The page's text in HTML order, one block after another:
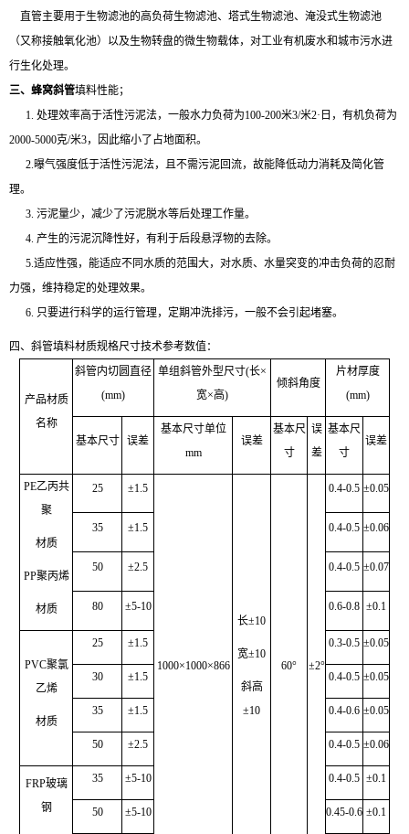
直管主要用于生物滤池的高负荷生物滤池、塔式生物滤池、淹没式生物滤池
（又称接触氧化池）以及生物转盘的微生物载体，对工业有机废水和城市污水进
行生化处理。
三、 蜂窝斜管填料性能；
1. 处理效率高于活性污泥法，一般水力负荷为100-200米3/米2·日，有机负荷为
2000-5000克/米3，因此缩小了占地面积。
2.曝气强度低于活性污泥法，且不需污泥回流，故能降低动力消耗及简化管
理。
3. 污泥量少，减少了污泥脱水等后处理工作量。
4. 产生的污泥沉降性好，有利于后段悬浮物的去除。
5.适应性强，能适应不同水质的范围大，对水质、水量突变的冲击负荷的忍耐
力强，维持稳定的处理效果。
6. 只要进行科学的运行管理，定期冲洗排污，一般不会引起堵塞。
四、斜管填料材质规格尺寸技术参考数值：
产品材质
名称
斜管内切圆直径
(mm)
单组斜管外型尺寸(长×
宽×高)
倾斜角度
片材厚度
(mm)
基本尺寸 误差
基本尺寸单位
mm
误差
基本尺
寸
误
差
基本尺
寸
误差
PE乙丙共
聚
材质
PP聚丙烯
材质
25 ±1.5
1000×1000×866
长±10
宽±10
斜高
±10
60° ±2°
0.4-0.5 ±0.05
35 ±1.5 0.4-0.5 ±0.06
50 ±2.5 0.4-0.5 ±0.07
80 ±5-10 0.6-0.8 ±0.1
PVC聚氯
乙烯
材质
25 ±1.5 0.3-0.5 ±0.05
30 ±1.5 0.4-0.5 ±0.05
35 ±1.5 0.4-0.6 ±0.05
50 ±2.5 0.4-0.5 ±0.06
FRP玻璃
钢
35 ±5-10 0.4-0.5 ±0.1
50 ±5-10 0.45-0.6 ±0.1